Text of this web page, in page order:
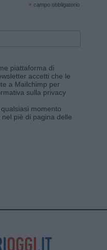
* campo obbligatorio
piattaforma di
accetti che le
a Mailchimp per
sulla privacy
momento
piè di pagina delle